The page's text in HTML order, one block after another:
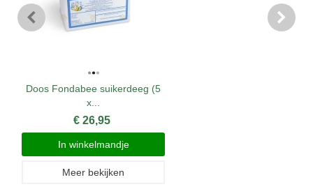
Doos Fondabee suikerdeeg (5
x...
€ 26,95
In winkelmandje
Meer bekijken